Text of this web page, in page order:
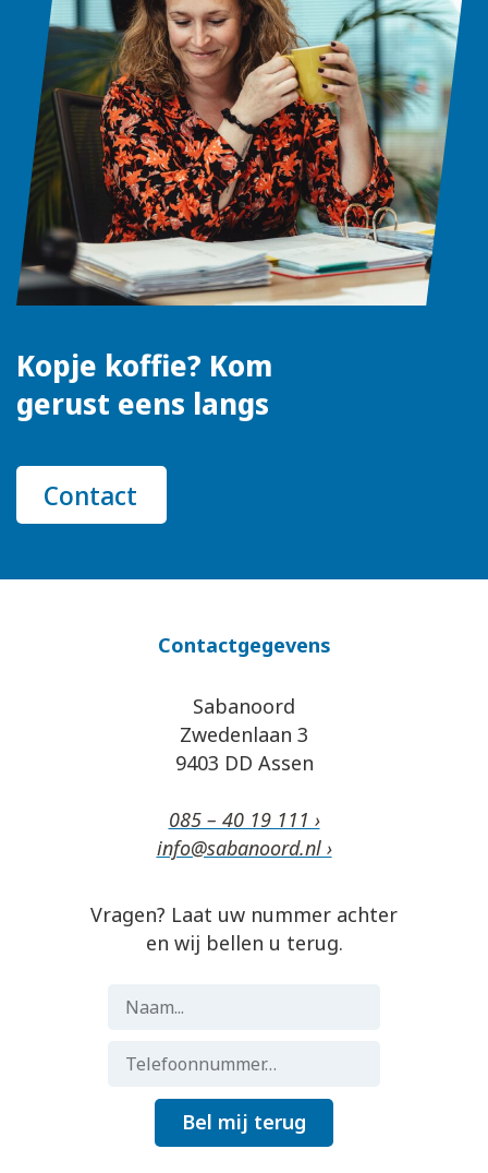
Kopje koffie? Kom
gerust eens langs
Contact
Contactgegevens
Sabanoord
Zwedenlaan 3
9403 DD Assen
085 – 40 19 111 ›
info@sabanoord.nl ›
Vragen? Laat uw nummer achter
en wij bellen u terug.
Bel mij terug